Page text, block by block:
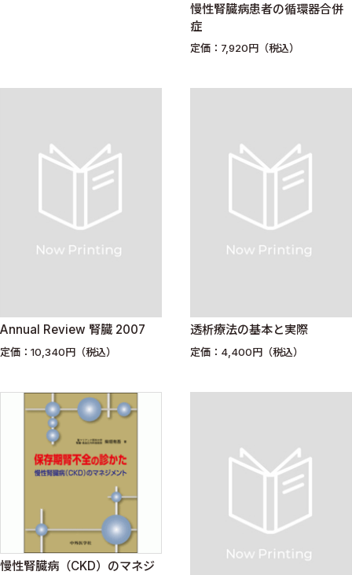
慢性腎臓病患者の循環器合併
症
定価：7,920円（税込）
Annual Review 腎臓 2007
定価：10,340円（税込）
透析療法の基本と実際
定価：4,400円（税込）
慢性腎臓病（CKD）のマネジ